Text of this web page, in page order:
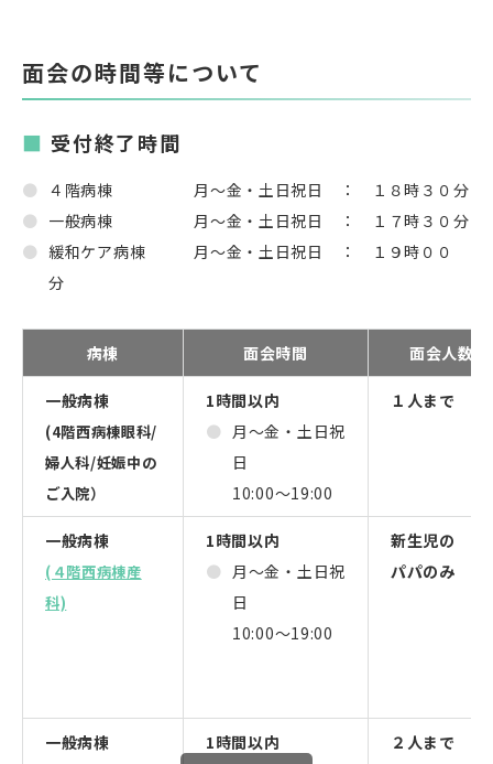
面会の時間等について
受付終了時間
４階病棟 月～金・土日祝日 ： １８時３０分
一般病棟 月～金・土日祝日 ： １７時３０分
緩和ケア病棟 月～金・土日祝日 ： １９時００
分
病棟 面会時間 面会人数
一般病棟
(4階西病棟眼科/
婦人科/妊娠中の
ご入院）
1時間以内
月～金・土日祝
日
10:00～19:00
１人まで
一般病棟
(４階西病棟産
科)
1時間以内
月～金・土日祝
日
10:00～19:00
新生児の
パパのみ
一般病棟
1時間以内
２人まで